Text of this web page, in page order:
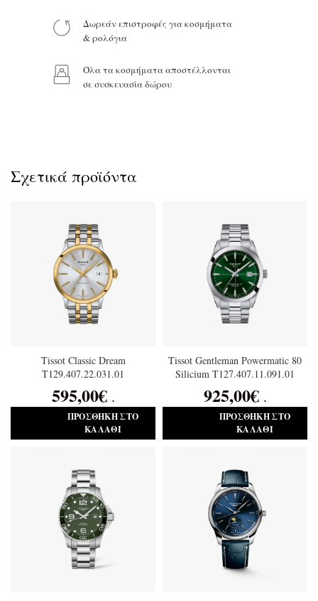
Δωρεάν επιστροφές για κοσμήματα
& ρολόγια
Όλα τα κοσμήματα αποστέλλονται
σε συσκευασία δώρου
Σχετικά προϊόντα
Tissot Classic Dream
T129.407.22.031.01
595,00€ .
ΠΡΟΣΘΉΚΗ ΣΤΟ
ΚΑΛΆΘΙ
Tissot Gentleman Powermatic 80
Silicium T127.407.11.091.01
925,00€ .
ΠΡΟΣΘΉΚΗ ΣΤΟ
ΚΑΛΆΘΙ